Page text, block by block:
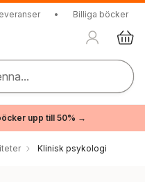
• Billiga böcker
upp till 50% →
Klinisk psykologi